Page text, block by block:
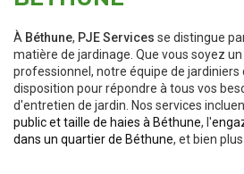
À Béthune, PJE Services se distingue
matière de jardinage. Que vous soyez
professionnel, notre équipe de jardiniers
disposition pour répondre à tous vos
d'entretien de jardin. Nos services
public et taille de haies à Béthune, l'
dans un quartier de Béthune, et bien